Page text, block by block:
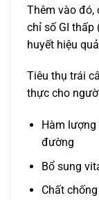
Thêm vào
chỉ số GI thấp
huyết hiệu
Tiêu thụ trái
thực cho
Hàm
đường
Bổ sung
Chất